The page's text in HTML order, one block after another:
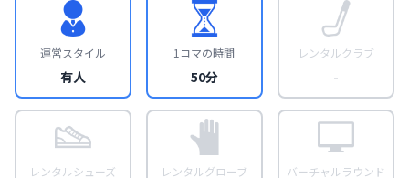
運営スタイル
有人
1コマの時間
50分
レンタルクラブ
-
レンタルシューズ レンタルグローブ バーチャルラウンド